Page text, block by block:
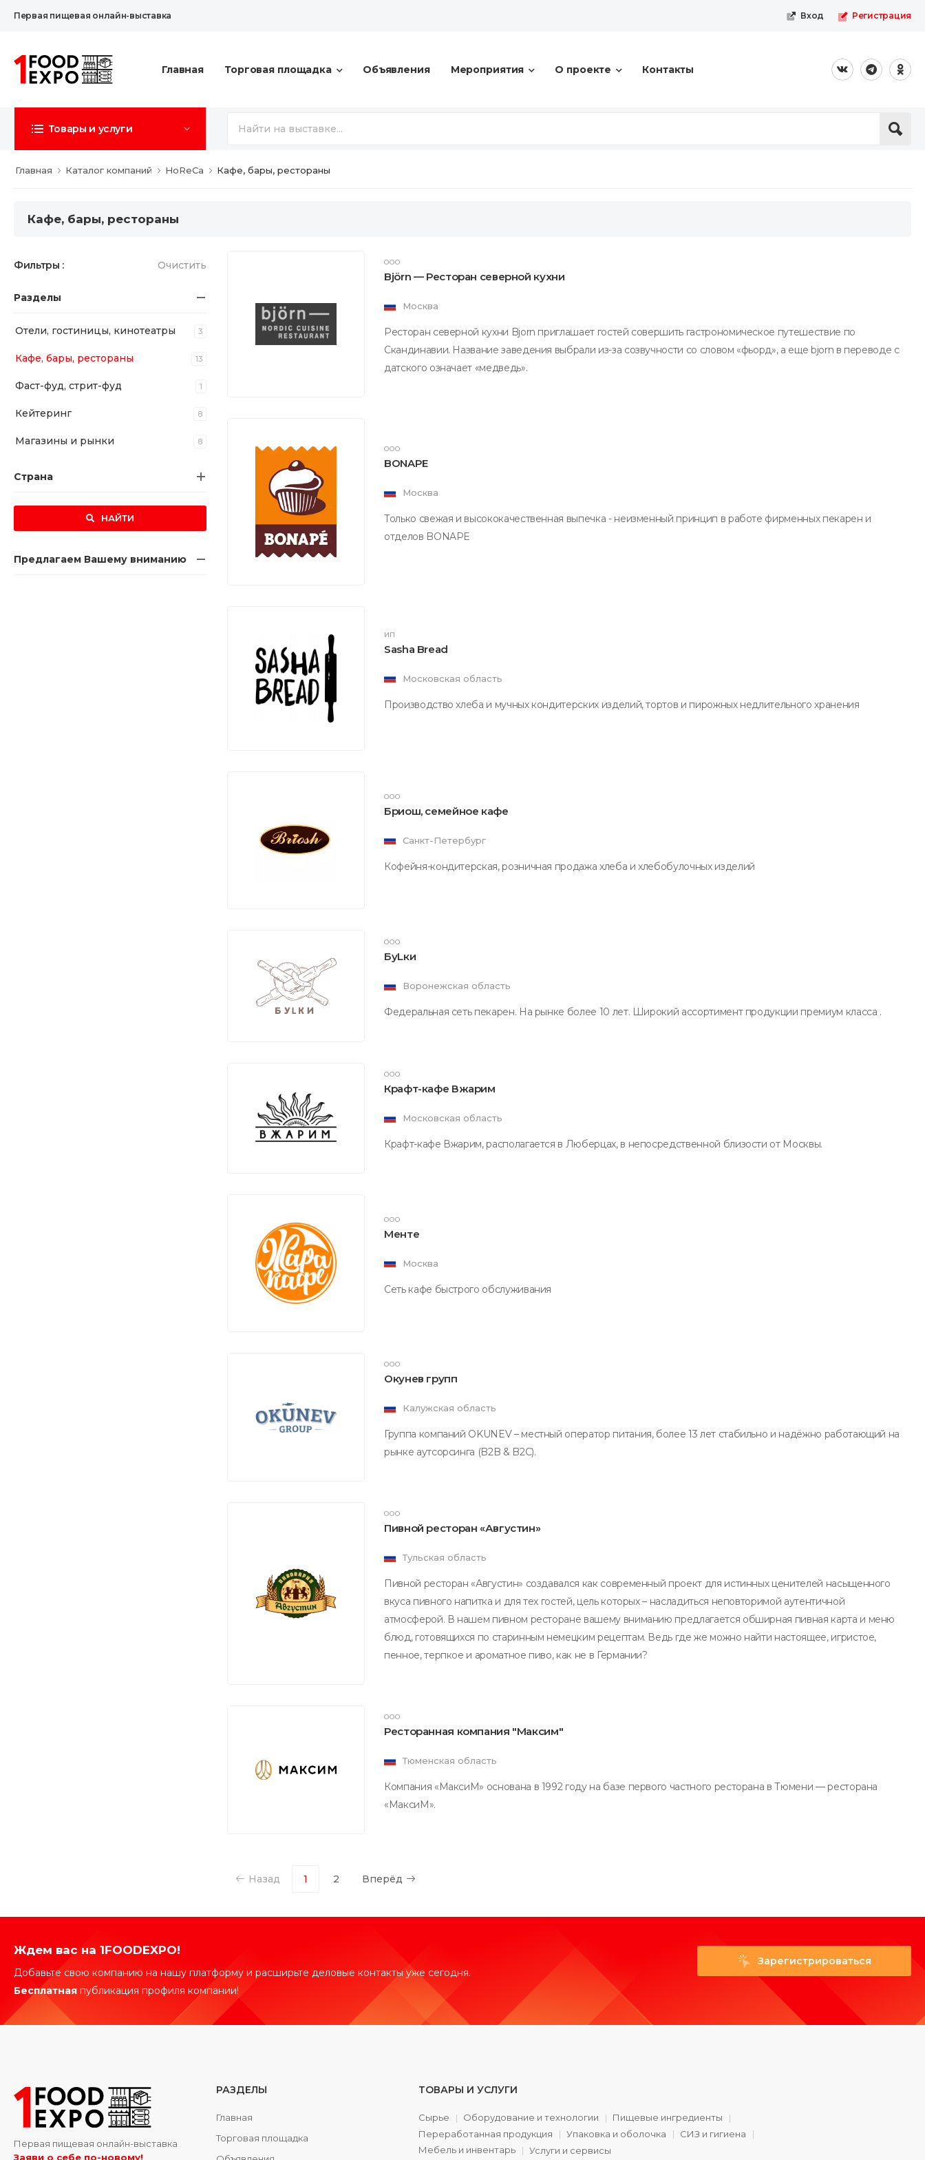
Первая пищевая онлайн-выставка Вход Регистрация
Главная Торговая площадка Объявления Мероприятия О проекте Контакты
Товары и услуги
Главная Каталог компаний HoReCa Кафе, бары, рестораны
Кафе, бары, рестораны
Фильтры : Очистить
Разделы
Отели, гостиницы, кинотеатры 3
Кафе, бары, рестораны 13
Фаст-фуд, стрит-фуд 1
Кейтеринг 8
Магазины и рынки 8
Страна
НАЙТИ
Предлагаем Вашему вниманию
ООО
Björn — Ресторан северной кухни
Москва
Ресторан северной кухни Bjorn приглашает гостей совершить гастрономическое путешествие по
Скандинавии. Название заведения выбрали из-за созвучности со словом «фьорд», а еще bjorn в переводе с
датского означает «медведь».
ООО
BONAPE
Москва
Только свежая и высококачественная выпечка - неизменный принцип в работе фирменных пекарен и
отделов BONAPE
ИП
Sasha Bread
Московская область
Производство хлеба и мучных кондитерских изделий, тортов и пирожных недлительного хранения
ООО
Бриош, семейное кафе
Санкт-Петербург
Кофейня-кондитерская, розничная продажа хлеба и хлебобулочных изделий
ООО
БуLки
Воронежская область
Федеральная сеть пекарен. На рынке более 10 лет. Широкий ассортимент продукции премиум класса .
ООО
Крафт-кафе Вжарим
Московская область
Крафт-кафе Вжарим, располагается в Люберцах, в непосредственной близости от Москвы.
ООО
Менте
Москва
Сеть кафе быстрого обслуживания
ООО
Окунев групп
Калужская область
Группа компаний OKUNEV – местный оператор питания, более 13 лет стабильно и надёжно работающий на
рынке аутсорсинга (B2B & B2C).
ООО
Пивной ресторан «Августин»
Тульская область
Пивной ресторан «Августин» создавался как современный проект для истинных ценителей насыщенного
вкуса пивного напитка и для тех гостей, цель которых – насладиться неповторимой аутентичной
атмосферой. В нашем пивном ресторане вашему вниманию предлагается обширная пивная карта и меню
блюд, готовящихся по старинным немецким рецептам. Ведь где же можно найти настоящее, игристое,
пенное, терпкое и ароматное пиво, как не в Германии?
ООО
Ресторанная компания "Максим"
Тюменская область
Компания «МаксиМ» основана в 1992 году на базе первого частного ресторана в Тюмени — ресторана
«МаксиМ».
Назад 1 2 Вперёд
Ждем вас на 1FOODEXPO!
Добавьте свою компанию на нашу платформу и расширьте деловые контакты уже сегодня.
Бесплатная публикация профиля компании!
Зарегистрироваться
Первая пищевая онлайн-выставка
Заяви о себе по-новому!
РАЗДЕЛЫ
Главная
Торговая площадка
ТОВАРЫ И УСЛУГИ
Сырье Оборудование и технологии
Пищевые ингредиенты
Переработанная продукция
Упаковка и оболочка
СИЗ и гигиена
Мебель и инвентарь
Услуги и сервисы